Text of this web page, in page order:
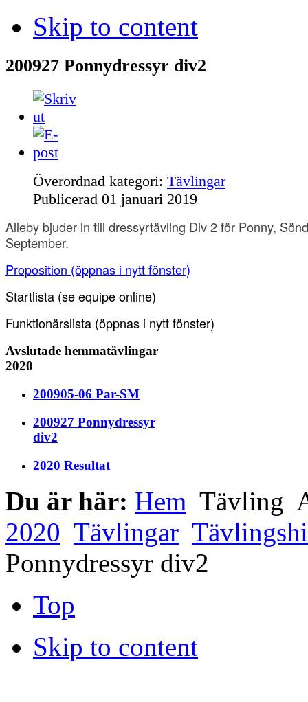
Skip to content
200927 Ponnydressyr div2
Överordnad kategori: Tävlingar
Publicerad 01 januari 2019
Alleby bjuder in till dressyrtävling Div 2 för Ponny,
September.
Proposition (öppnas i nytt fönster)
Startlista (se equipe online)
Funktionärslista (öppnas i nytt fönster)
Avslutade hemmatävlingar
2020
200905-06 Par-SM
200927 Ponnydressyr
div2
2020 Resultat
Du är här: Hem Tävling
2020 Tävlingar
Ponnydressyr div2
Top
Skip to content